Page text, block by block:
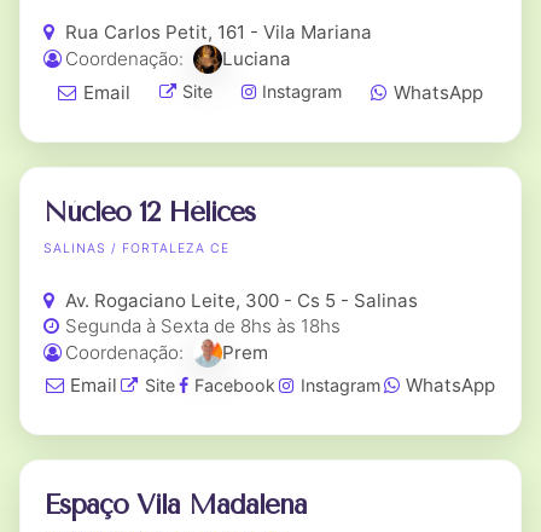
Rua Carlos Petit, 161 - Vila Mariana
Coordenação:
Luciana
Email
Site Instagram WhatsApp
Núcleo 12 Hélices
SALINAS / FORTALEZA CE
Av. Rogaciano Leite, 300 - Cs 5 - Salinas
Segunda à Sexta de 8hs às 18hs
Coordenação:
Prem
Email
Site Facebook Instagram WhatsApp
Espaço Vila Madalena